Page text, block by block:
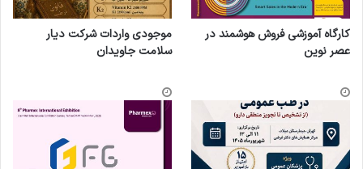
کارگاه آموزشی فروش هوشمند در
عصر نوین
موجودی واردات شرکت دیار
سلامت جاویدان